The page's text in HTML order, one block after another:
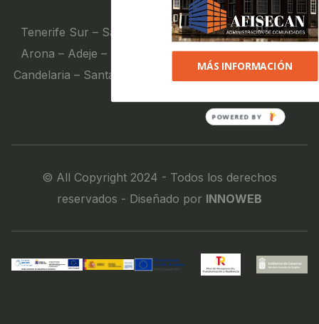
Contacto
Tenerife Sur – Santiago Del Teide – Guía De Isora –
Arona – Adeje – San Miguel – Granadilla – Güimar –
Candelaria – Santa Cruz – La Laguna – Tenerife Norte
© All Copyright 2024 - Todos los derechos
reservados - Diseñado por INNOWEB
MÁS INFORMACIÓN
POWERED BY